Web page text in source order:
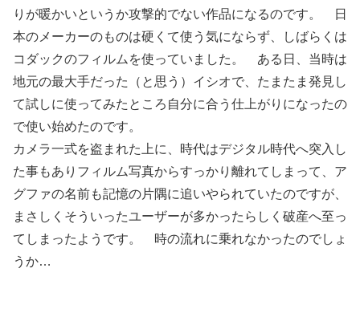
りが暖かいというか攻撃的でない作品になるのです。 日
本のメーカーのものは硬くて使う気にならず、しばらくは
コダックのフィルムを使っていました。 ある日、当時は
地元の最大手だった（と思う）イシオで、たまたま発見し
て試しに使ってみたところ自分に合う仕上がりになったの
で使い始めたのです。
カメラ一式を盗まれた上に、時代はデジタル時代へ突入し
た事もありフィルム写真からすっかり離れてしまって、ア
グファの名前も記憶の片隅に追いやられていたのですが、
まさしくそういったユーザーが多かったらしく破産へ至っ
てしまったようです。 時の流れに乗れなかったのでしょ
うか…